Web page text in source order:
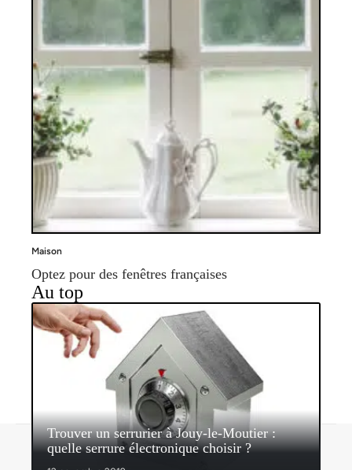
Maison
Optez pour des fenêtres françaises
Au top
Trouver un serrurier à Jouy-le-Moutier :
quelle serrure électronique choisir ?
Contact Mentions légales Sitemap